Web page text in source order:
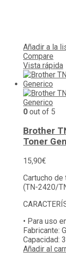
Añadir a la
Compare
Vista rápida
0 out of 5
Brother
Toner
15,90€
Cartucho
(TN-2420/
• Para uso
Fabricante:
Capacidad:
Añadir al